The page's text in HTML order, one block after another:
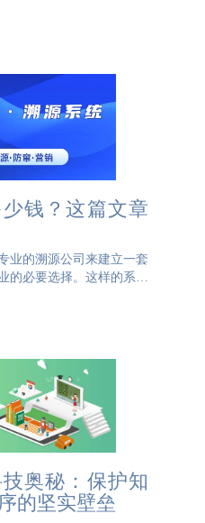
正是这样一种解决方案，
钱？这篇文章
业的溯源公司来建立一套
的必要选择。这样的系统
生时迅速追踪产品，还能
信任。不过，关于费用方
奥秘：保护知
的坚实壁垒